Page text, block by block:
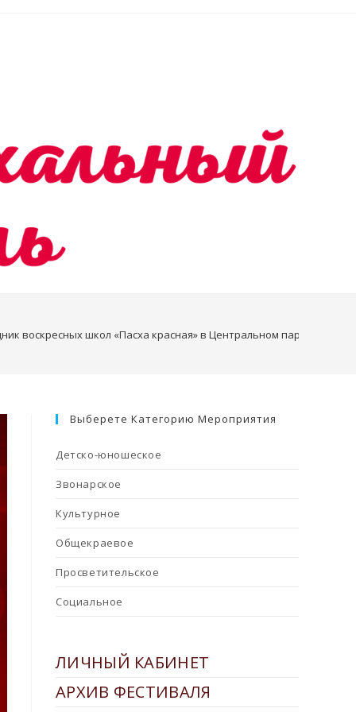
воскресных школ «Пасха красная» в Центральном парке
Выберете Категорию Мероприятия
Детско-юношеское
Звонарское
Культурное
Общекраевое
Просветительское
Социальное
ЛИЧНЫЙ КАБИНЕТ
АРХИВ ФЕСТИВАЛЯ